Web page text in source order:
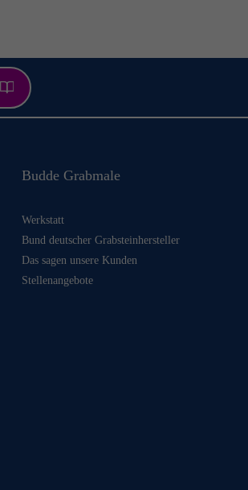
Budde Grabmale
Werkstatt
Bund deutscher Grabsteinhersteller
Das sagen unsere Kunden
Stellenangebote